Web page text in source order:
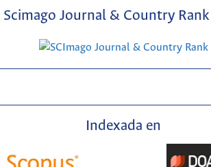
Scimago Journal & Country Rank
Indexada en